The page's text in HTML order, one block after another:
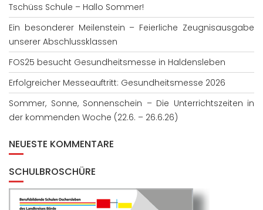
Tschüss Schule – Hallo Sommer!
Ein besonderer Meilenstein – Feierliche Zeugnisausgabe
unserer Abschlussklassen
FOS25 besucht Gesundheitsmesse in Haldensleben
Erfolgreicher Messeauftritt: Gesundheitsmesse 2026
Sommer, Sonne, Sonnenschein – Die Unterrichtszeiten in
der kommenden Woche (22.6. – 26.6.26)
NEUESTE KOMMENTARE
SCHULBROSCHÜRE